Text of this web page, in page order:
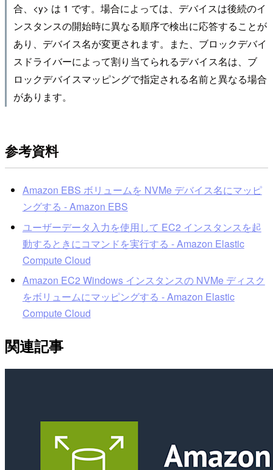
合、<y> は 1 です。場合によっては、デバイスは後続のイ
ンスタンスの開始時に異なる順序で検出に応答することが
あり、デバイス名が変更されます。また、ブロックデバイ
スドライバーによって割り当てられるデバイス名は、ブ
ロックデバイスマッピングで指定される名前と異なる場合
があります。
参考資料
Amazon EBS ボリュームを NVMe デバイス名にマッピ
ングする - Amazon EBS
ユーザーデータ入力を使用して EC2 インスタンスを起
動するときにコマンドを実行する - Amazon Elastic
Compute Cloud
Amazon EC2 Windows インスタンスの NVMe ディスク
をボリュームにマッピングする - Amazon Elastic
Compute Cloud
関連記事